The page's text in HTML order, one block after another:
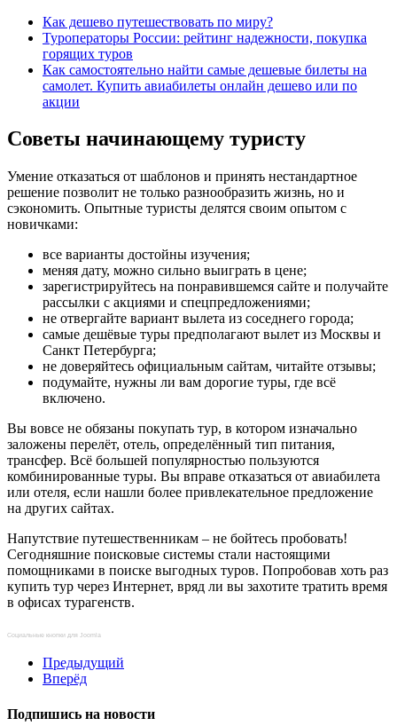
Как дешево путешествовать по миру?
Туроператоры России: рейтинг надежности, покупка
горящих туров
Как самостоятельно найти самые дешевые билеты на
самолет. Купить авиабилеты онлайн дешево или по
акции
Советы начинающему туристу
Умение отказаться от шаблонов и принять нестандартное
решение позволит не только разнообразить жизнь, но и
сэкономить. Опытные туристы делятся своим опытом с
новичками:
все варианты достойны изучения;
меняя дату, можно сильно выиграть в цене;
зарегистрируйтесь на понравившемся сайте и получайте
рассылки с акциями и спецпредложениями;
не отвергайте вариант вылета из соседнего города;
самые дешёвые туры предполагают вылет из Москвы и
Санкт Петербурга;
не доверяйтесь официальным сайтам, читайте отзывы;
подумайте, нужны ли вам дорогие туры, где всё
включено.
Вы вовсе не обязаны покупать тур, в котором изначально
заложены перелёт, отель, определённый тип питания,
трансфер. Всё большей популярностью пользуются
комбинированные туры. Вы вправе отказаться от авиабилета
или отеля, если нашли более привлекательное предложение
на других сайтах.
Напутствие путешественникам – не бойтесь пробовать!
Сегодняшние поисковые системы стали настоящими
помощниками в поиске выгодных туров. Попробовав хоть раз
купить тур через Интернет, вряд ли вы захотите тратить время
в офисах турагенств.
Социальные кнопки для Joomla
Предыдущий
Вперёд
Подпишись на новости